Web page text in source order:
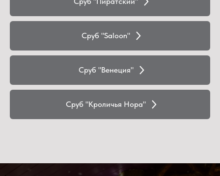
Сруб "Saloon"
Сруб "Венеция"
Сруб "Кроличья Нора"